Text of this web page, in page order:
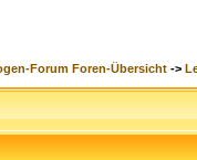
Forum Foren-Übersicht ->